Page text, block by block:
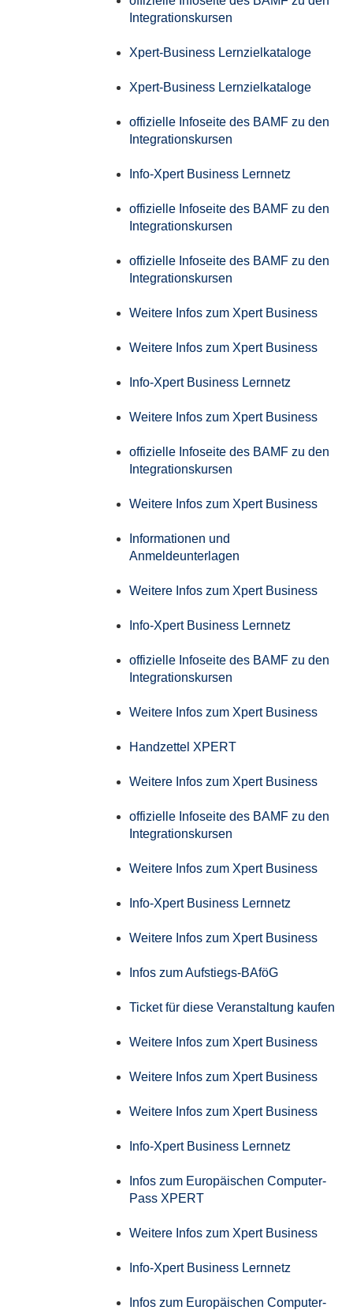
Integrationskursen
Xpert-Business Lernzielkataloge
Xpert-Business Lernzielkataloge
offizielle Infoseite des BAMF zu den
Integrationskursen
Info-Xpert Business Lernnetz
offizielle Infoseite des BAMF zu den
Integrationskursen
offizielle Infoseite des BAMF zu den
Integrationskursen
Weitere Infos zum Xpert Business
Weitere Infos zum Xpert Business
Info-Xpert Business Lernnetz
Weitere Infos zum Xpert Business
offizielle Infoseite des BAMF zu den
Integrationskursen
Weitere Infos zum Xpert Business
Informationen und
Anmeldeunterlagen
Weitere Infos zum Xpert Business
Info-Xpert Business Lernnetz
offizielle Infoseite des BAMF zu den
Integrationskursen
Weitere Infos zum Xpert Business
Handzettel XPERT
Weitere Infos zum Xpert Business
offizielle Infoseite des BAMF zu den
Integrationskursen
Weitere Infos zum Xpert Business
Info-Xpert Business Lernnetz
Weitere Infos zum Xpert Business
Infos zum Aufstiegs-BAföG
Ticket für diese Veranstaltung kaufen
Weitere Infos zum Xpert Business
Weitere Infos zum Xpert Business
Weitere Infos zum Xpert Business
Info-Xpert Business Lernnetz
Infos zum Europäischen Computer-
Pass XPERT
Weitere Infos zum Xpert Business
Info-Xpert Business Lernnetz
Infos zum Europäischen Computer-